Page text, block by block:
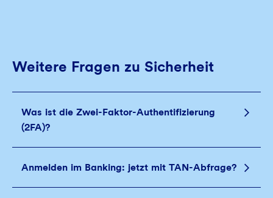
Weitere Fragen zu Sicherheit
Was ist die Zwei-Faktor-Authentifizierung
(2FA)?
Anmelden im Banking: jetzt mit TAN-Abfrage?